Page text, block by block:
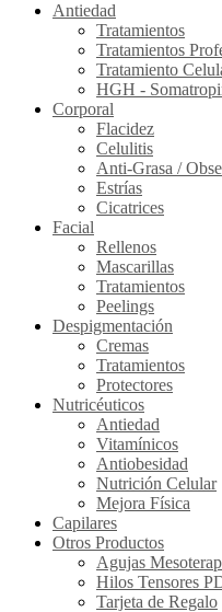
Antiedad
Tratamientos
Tratamientos
Tratamiento
HGH -
Corporal
Flacidez
Celulitis
Anti-Grasa /
Estrías
Cicatrices
Facial
Rellenos
Mascarillas
Tratamientos
Peelings
Despigmentación
Cremas
Tratamientos
Protectores
Nutricéuticos
Antiedad
Vitamínicos
Antiobesidad
Nutrición Celular
Mejora Física
Capilares
Otros Productos
Agujas
Hilos Tensores
Tarjeta de Regalo